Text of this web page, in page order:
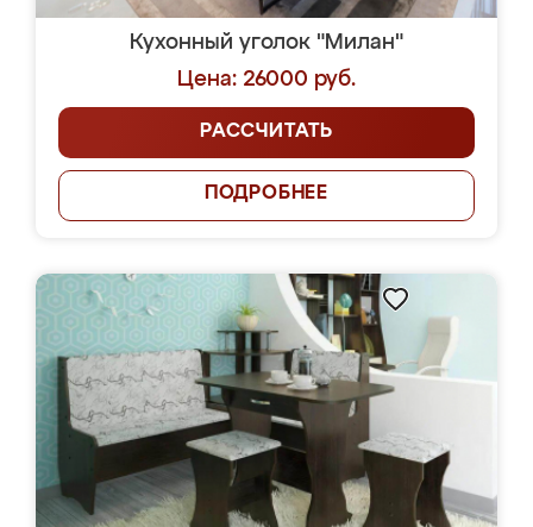
Кухонный уголок "Милан"
Цена: 26000 руб.
РАССЧИТАТЬ
ПОДРОБНЕЕ